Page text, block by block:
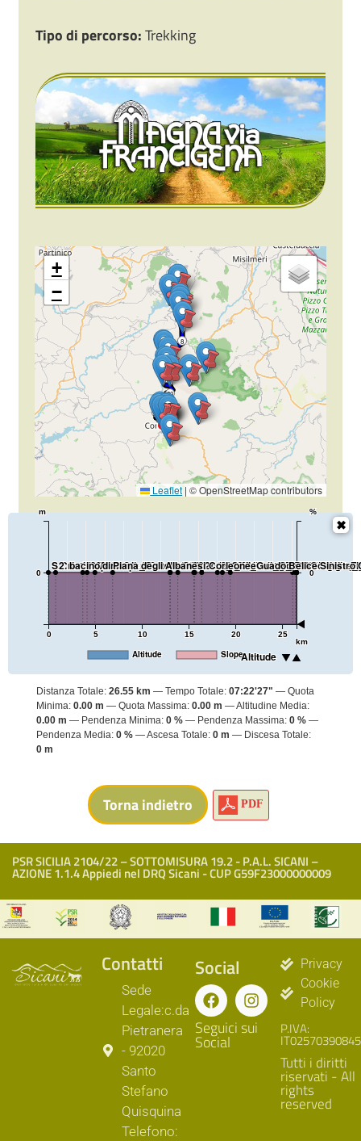
Tipo di percorso:Trekking
16
8
24
4
12
20
+
−
Leaflet | © OpenStreetMap contributors
0 5 10 15 20 25
km
0
m
0
%
S.Cristina Gela Corleone
2. Monreale_Santuario Maria SS.del
2.
2.
2.
2. Monrelae_Polveriera Militare
2. Monreale_Torre del Saladino
2.
2.
2.
fonte 2.1
fonte 2.2 fonte 2.3
2. punto panoramico
2. Monreale_Portella S.Agata 2. Corleone_Rocca
2. Corleone_Pizzo
2.
2. riserva orientata Bosco della
2. Corleone_Gole del Drago
2.
2. Corleone_Guado Belice Sinistro
2. bacino di Piana degli Albanesi
Altitude SlopeAltitude
Distanza Totale: 26.55 km Tempo Totale: 07:22'27"
Quota
Minima: 0.00 m Quota Massima: 0.00 m
Altitudine Media:
0.00 m
Pendenza Minima: 0 % Pendenza Massima: 0 %
Pendenza Media: 0 % Ascesa Totale: 0 m
Discesa Totale:
0 m
PDF
PSR SICILIA 2104/22 – SOTTOMISURA 19.2 - P.A.L. SICANI –
AZIONE 1.1.4 Appiedi nel DRQ Sicani - CUP G59F23000000009
Contatti
Sede
Legale:c.da
Pietranera
- 92020
Santo
Stefano
Quisquina
Telefono:
Social
Seguici sui
Social
Privacy
Cookie
Policy
P.IVA:
IT02570390845
Tutti i diritti
riservati - All
rights
reserved